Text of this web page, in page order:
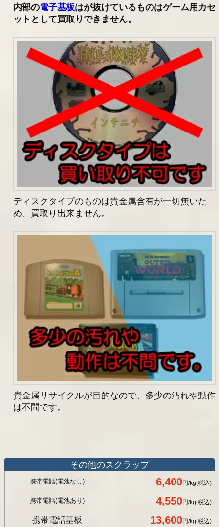
内部の電子基板はが抜けているものはゲーム用カセ
ットとして買取りできません。
ディスクタイプのものは貴金属含有が一切無いた
め、買取り出来ません。
貴金属リサイクルが目的なので、多少の汚れや動作
は不問です。
その他のスクラップ
携帯電話(電池なし) 6,400円/kg(税込)
携帯電話(電池あり) 4,550円/kg(税込)
携帯電話基板 13,600円/kg(税込)